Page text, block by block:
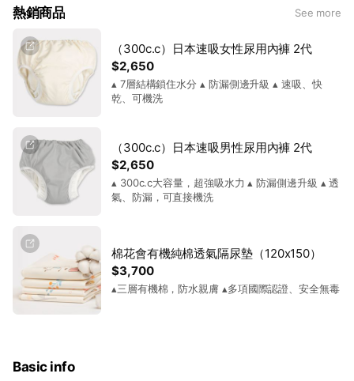
熱銷商品 See more
$2,650
（300c.c）日本速吸女性尿用內褲 2代
▴ 7層結構鎖住水分 ▴ 防漏側邊升級 ▴ 速吸、快
乾、可機洗
$2,650
（300c.c）日本速吸男性尿用內褲 2代
▴ 300c.c大容量，超強吸水力 ▴ 防漏側邊升級 ▴ 透
氣、防漏，可直接機洗
$3,700
棉花會有機純棉透氣隔尿墊（120x150）
▴三層有機棉，防水親膚 ▴多項國際認證、安全無毒
Basic info